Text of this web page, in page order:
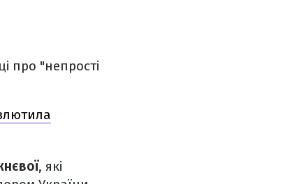
про "непрості
, які